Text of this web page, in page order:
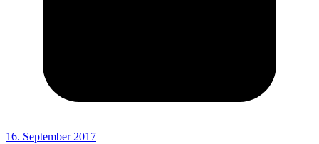
16. September 2017